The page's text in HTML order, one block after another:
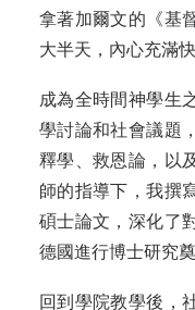
拿著加爾文的《基
大半天，內心充滿快
成為全時間神學生
學討論和社會議題
釋學、救恩論，以
師的指導下，我撰
碩士論文，深化了
德國進行博士研究奠
回到學院教學後，